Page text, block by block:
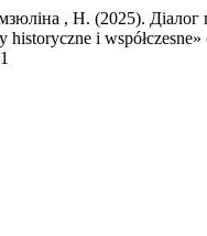
, Н. (2025). Діалог
historyczne i